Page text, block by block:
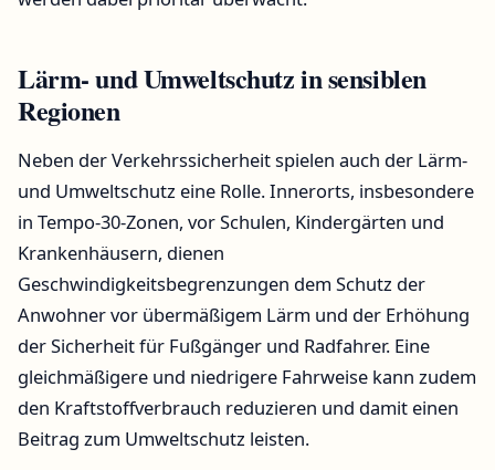
Lärm- und Umweltschutz in sensiblen
Regionen
Neben der Verkehrssicherheit spielen auch der Lärm-
und Umweltschutz eine Rolle. Innerorts, insbesondere
in Tempo-30-Zonen, vor Schulen, Kindergärten und
Krankenhäusern, dienen
Geschwindigkeitsbegrenzungen dem Schutz der
Anwohner vor übermäßigem Lärm und der Erhöhung
der Sicherheit für Fußgänger und Radfahrer. Eine
gleichmäßigere und niedrigere Fahrweise kann zudem
den Kraftstoffverbrauch reduzieren und damit einen
Beitrag zum Umweltschutz leisten.